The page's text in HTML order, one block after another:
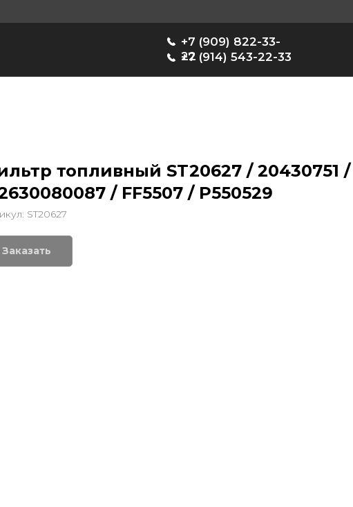
+7 (909) 822-33-
+7 (914) 543-22-33
топливный ST20627 / 20430751 /
/ FF5507 / P550529
ST20627
Заказать